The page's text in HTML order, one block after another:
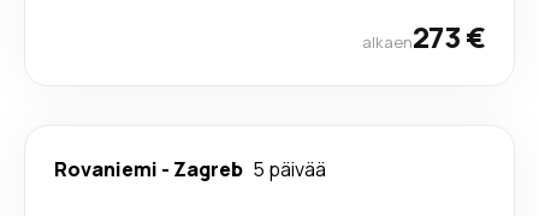
alkaen273 €
Rovaniemi - Zagreb 5 päivää